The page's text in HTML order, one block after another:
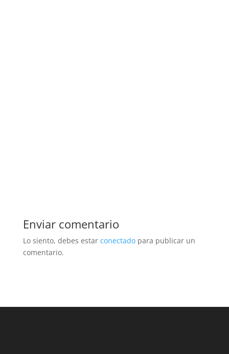
Enviar comentario
Lo siento, debes estar conectadopara publicar un
comentario.